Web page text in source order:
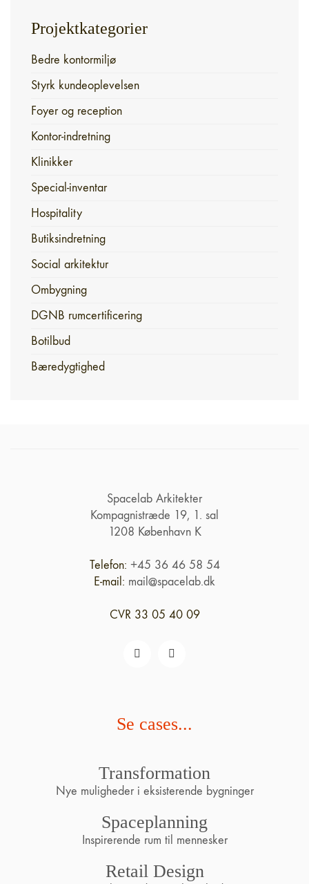
Projektkategorier
Bedre kontormiljø
Styrk kundeoplevelsen
Foyer og reception
Kontor-indretning
Klinikker
Special-inventar
Hospitality
Butiksindretning
Social arkitektur
Ombygning
DGNB rumcertificering
Botilbud
Bæredygtighed
Spacelab Arkitekter
Kompagnistræde 19, 1. sal
1208 København K
Telefon: +45 36 46 58 54
E-mail: mail@spacelab.dk
CVR 33 05 40 09
Se cases...
Transformation
Nye muligheder i eksisterende bygninger
Spaceplanning
Inspirerende rum til mennesker
Retail Design